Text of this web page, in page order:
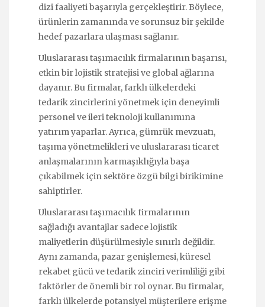
dizi faaliyeti başarıyla gerçekleştirir. Böylece,
ürünlerin zamanında ve sorunsuz bir şekilde
hedef pazarlara ulaşması sağlanır.
Uluslararası taşımacılık firmalarının başarısı,
etkin bir lojistik stratejisi ve global ağlarına
dayanır. Bu firmalar, farklı ülkelerdeki
tedarik zincirlerini yönetmek için deneyimli
personel ve ileri teknoloji kullanımına
yatırım yaparlar. Ayrıca, gümrük mevzuatı,
taşıma yönetmelikleri ve uluslararası ticaret
anlaşmalarının karmaşıklığıyla başa
çıkabilmek için sektöre özgü bilgi birikimine
sahiptirler.
Uluslararası taşımacılık firmalarının
sağladığı avantajlar sadece lojistik
maliyetlerin düşürülmesiyle sınırlı değildir.
Aynı zamanda, pazar genişlemesi, küresel
rekabet gücü ve tedarik zinciri verimliliği gibi
faktörler de önemli bir rol oynar. Bu firmalar,
farklı ülkelerde potansiyel müşterilere erişme